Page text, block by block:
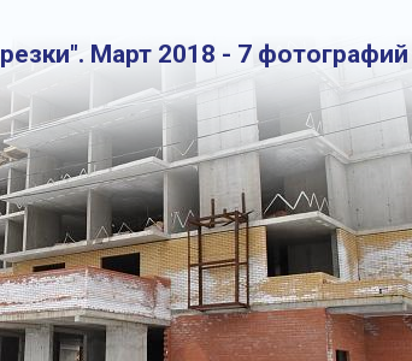
Март 2018 - 7 фотографий